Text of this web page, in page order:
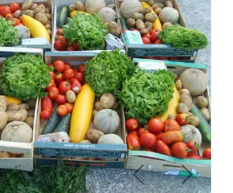
PrécédentSuivant